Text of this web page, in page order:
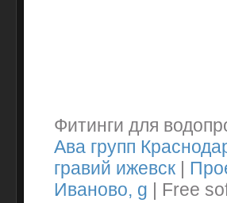
Фитинги для
Ава групп
гравий ижевск |
Иваново, g | Free